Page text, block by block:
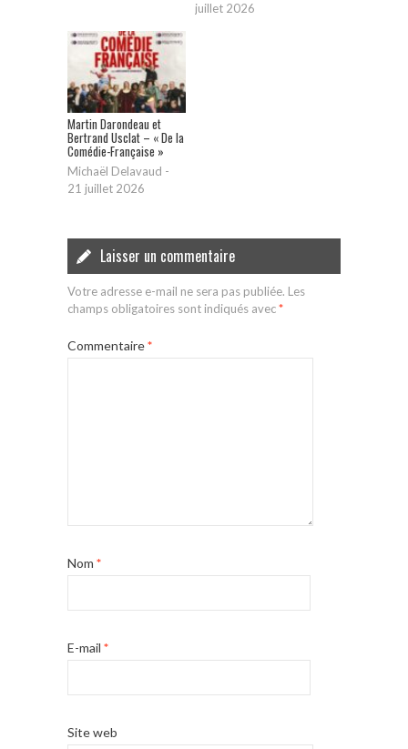
juillet 2026
Martin Darondeau et
Bertrand Usclat – « De la
Comédie-Française »
Michaël Delavaud -
21 juillet 2026
Laisser un commentaire
Votre adresse e-mail ne sera pas publiée. Les
champs obligatoires sont indiqués avec*
Commentaire*
Nom *
E-mail *
Site web